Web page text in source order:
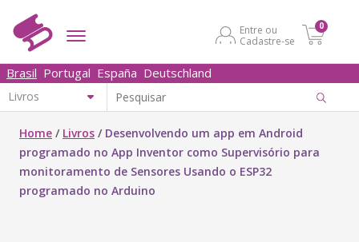
Entre ou
Cadastre-se
0
Brasil Portugal España Deutschland
Home / Livros / Desenvolvendo um app em Android
programado no App Inventor como Supervisório para
monitoramento de Sensores Usando o ESP32
programado no Arduino